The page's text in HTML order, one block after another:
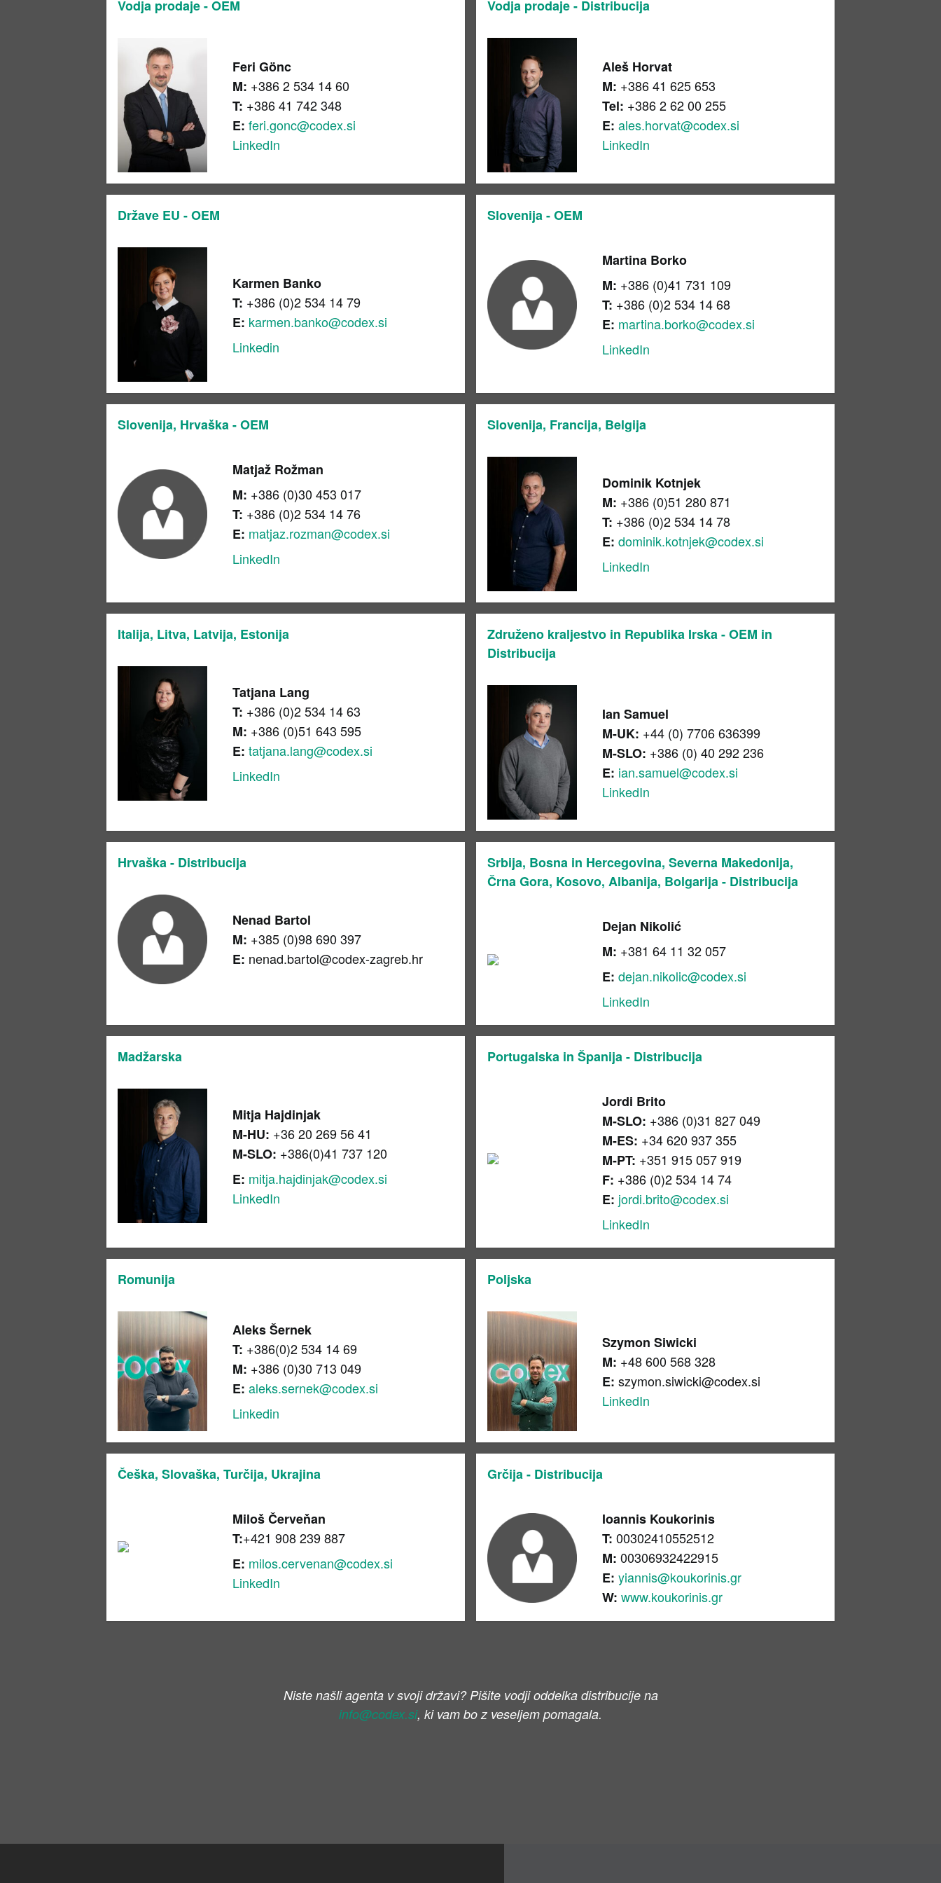
Vodja prodaje - OEM
Feri Gönc
M: +386 2 534 14 60
T: +386 41 742 348
E: feri.gonc@codex.si
LinkedIn
Vodja prodaje - Distribucija
Aleš Horvat
M: +386 41 625 653
Tel: +386 2 62 00 255
E: ales.horvat@codex.si
LinkedIn
Države EU - OEM
Karmen Banko
T: +386 (0)2 534 14 79
E: karmen.banko@codex.si
Linkedin
Slovenija - OEM
Martina Borko
M: +386 (0)41 731 109
T: +386 (0)2 534 14 68
E: martina.borko@codex.si
LinkedIn
Slovenija, Hrvaška - OEM
Matjaž Rožman
M: +386 (0)30 453 017
T: +386 (0)2 534 14 76
E: matjaz.rozman@codex.si
LinkedIn
Slovenija, Francija, Belgija
Dominik Kotnjek
M: +386 (0)51 280 871
T: +386 (0)2 534 14 78
E: dominik.kotnjek@codex.si
LinkedIn
Italija, Litva, Latvija, Estonija
Tatjana Lang
T: +386 (0)2 534 14 63
M: +386 (0)51 643 595
E: tatjana.lang@codex.si
LinkedIn
Združeno kraljestvo in Republika Irska - OEM in
Distribucija
Ian Samuel
M-UK: +44 (0) 7706 636399
M-SLO: +386 (0) 40 292 236
E: ian.samuel@codex.si
LinkedIn
Hrvaška - Distribucija
Nenad Bartol
M: +385 (0)98 690 397
E: nenad.bartol@codex-zagreb.hr
Srbija, Bosna in Hercegovina, Severna Makedonija,
Črna Gora, Kosovo, Albanija, Bolgarija - Distribucija
Dejan Nikolić
M: +381 64 11 32 057
E: dejan.nikolic@codex.si
LinkedIn
Madžarska
Mitja Hajdinjak
M-HU: +3620 269 56 41
M-SLO: +386(0)41 737 120
E: mitja.hajdinjak@codex.si
LinkedIn
Portugalska in Španija - Distribucija
Jordi Brito
M-SLO: +386 (0)31 827 049
M-ES: +34 620 937 355
M-PT: +351 915 057 919
F: +386 (0)2 534 14 74
E: jordi.brito@codex.si
LinkedIn
Romunija
Aleks Šernek
T: +386(0)2 534 14 69
M: +386 (0)30 713 049
E: aleks.sernek@codex.si
Linkedin
Poljska
Szymon Siwicki
M: +48 600 568 328
E: szymon.siwicki@codex.si
LinkedIn
Češka, Slovaška, Turčija, Ukrajina
Miloš Červeňan
T:+421 908 239 887
E: milos.cervenan@codex.si
LinkedIn
Grčija - Distribucija
Ioannis Koukorinis
T: 00302410552512
M: 00306932422915
E: yiannis@koukorinis.gr
W: www.koukorinis.gr
Niste našli agenta v svoji državi? Pišite vodji oddelka distribucije na
info@codex.si, ki vam bo z veseljem pomagala.